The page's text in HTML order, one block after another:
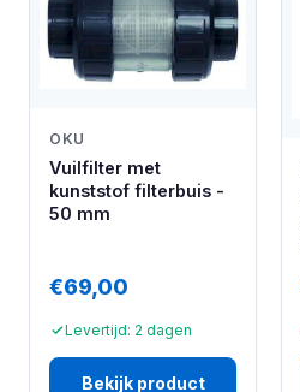
OKU
Vuilfilter met
kunststof filterbuis -
50 mm
€69,00
Levertijd: 2 dagen
Bekijk product